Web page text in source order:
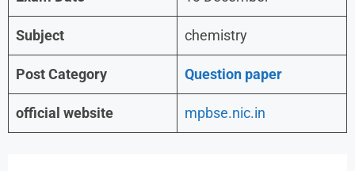
Subject chemistry
Post Category Question paper
official website mpbse.nic.in